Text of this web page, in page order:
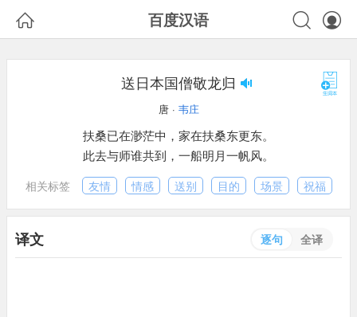
 百度汉语 

送日本国僧敬龙归
唐 · 韦庄
扶桑已在渺茫中，家在扶桑东更东。
此去与师谁共到，一船明月一帆风。
相关标签 友情 情感 送别 目的 场景 祝福
译文 逐句 全译